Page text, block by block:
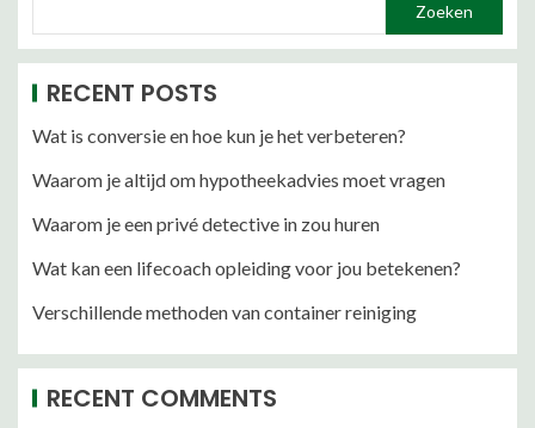
Zoeken
RECENT POSTS
Wat is conversie en hoe kun je het verbeteren?
Waarom je altijd om hypotheekadvies moet vragen
Waarom je een privé detective in zou huren
Wat kan een lifecoach opleiding voor jou betekenen?
Verschillende methoden van container reiniging
RECENT COMMENTS